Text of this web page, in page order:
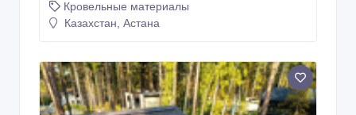
Кровельные материалы
Казахстан, Астана